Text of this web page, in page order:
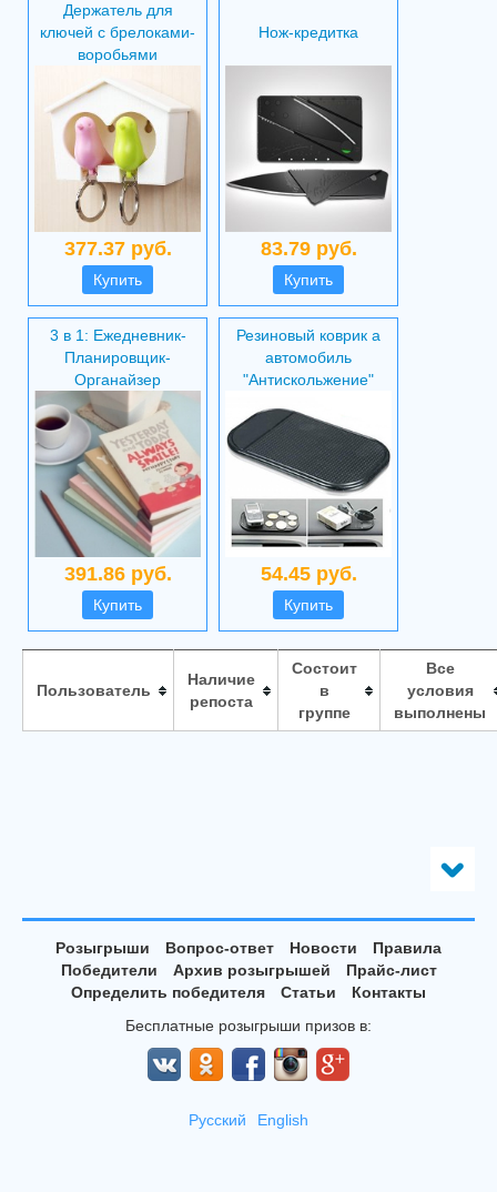
Держатель для
ключей с брелоками-
воробьями
377.37 руб.
Купить
Нож-кредитка
83.79 руб.
Купить
3 в 1: Ежедневник-
Планировщик-
Органайзер
391.86 руб.
Купить
Резиновый коврик а
автомобиль
"Антискольжение"
54.45 руб.
Купить
Пользователь
Наличие
репоста
Состоит
в
группе
Все
условия
выполнены
Розыгрыши Вопрос-ответ Новости
Правила
Победители
Архив розыгрышей
Прайс-лист
Определить победителя
Статьи
Контакты
Бесплатные розыгрыши призов в:
Русский English